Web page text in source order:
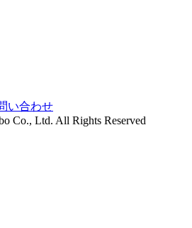
い合わせ
Co., Ltd. All Rights Reserved